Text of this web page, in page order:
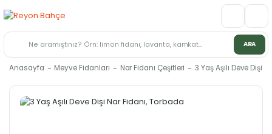
ARA
Anasayfa Meyve Fidanları Nar Fidanı Çeşitleri 3 Yaş Aşılı Deve Dişi